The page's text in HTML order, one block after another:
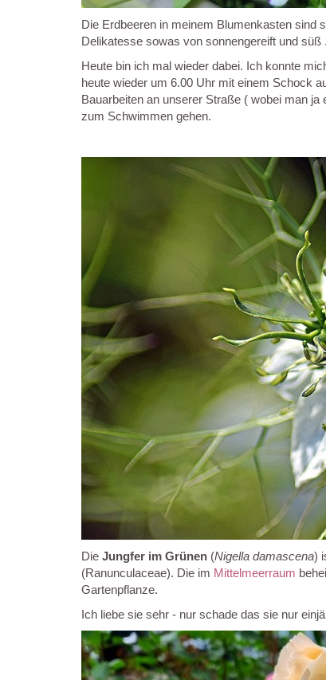
Die Erdbeeren in meinem Blumenkasten sind
Delikatesse sowas von sonnengereift und süß
Heute bin ich mal wieder dabei. Ich konnte
heute wieder um 6.00 Uhr mit einem Schock
Bauarbeiten an unserer Straße ( wobei man
zum Schwimmen gehen.
Die Jungfer im Grünen (Nigella damascena)
(Ranunculaceae). Die im Mittelmeerraum
Gartenpflanze.
Ich liebe sie sehr - nur schade das sie nur